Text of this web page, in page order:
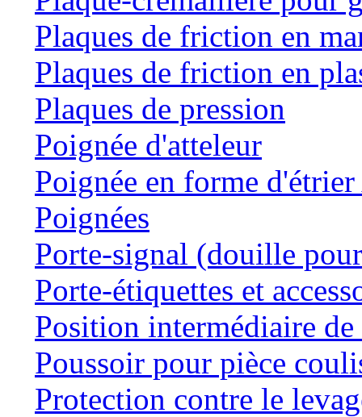
Plaques de friction en
Plaques de friction en
Plaques de pression
Poignée d'atteleur
Poignée en forme
Poignées
Porte-signal (douille
Porte-étiquettes et
Position intermédiaire
Poussoir pour pièce
Protection contre le